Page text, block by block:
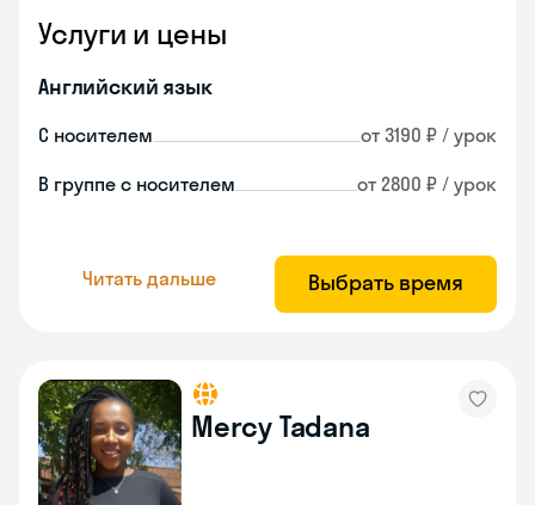
Услуги и цены
Английский язык
С носителем от 3190 ₽ / урок
В группе с носителем от 2800 ₽ / урок
Читать дальше Выбрать время
Mercy Tadana